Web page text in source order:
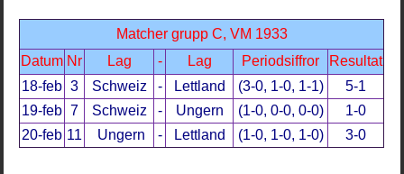
Matcher grupp C, VM 1933
Datum Nr Lag - Lag Periodsiffror
Resultat
18-feb 3 Schweiz - Lettland (3-0, 1-0, 1-1)
5-1
19-feb 7 Schweiz - Ungern (1-0, 0-0, 0-0)
1-0
20-feb 11 Ungern - Lettland (1-0, 1-0, 1-0) 3-0